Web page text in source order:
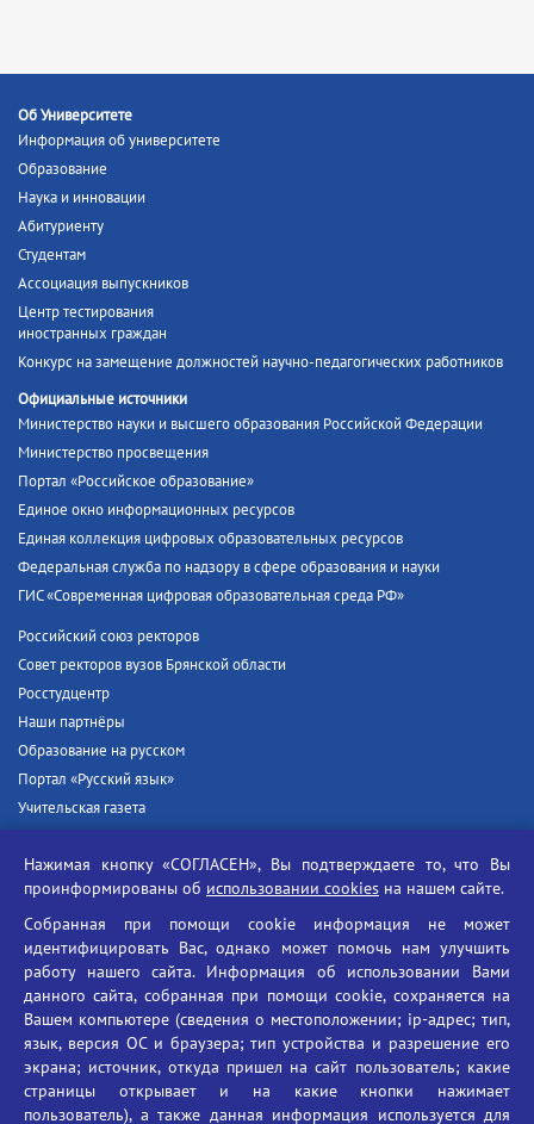
Об Университете
Информация об университете
Образование
Наука и инновации
Абитуриенту
Студентам
Ассоциация выпускников
Центр тестирования
иностранных граждан
Конкурс на замещение должностей научно-педагогических работников
Официальные источники
Министерство науки и высшего образования Российской Федерации
Министерство просвещения
Портал «Российское образование»
Единое окно информационных ресурсов
Единая коллекция цифровых образовательных ресурсов
Федеральная служба по надзору в сфере образования и науки
ГИС «Современная цифровая образовательная среда РФ»
Российский союз ректоров
Совет ректоров вузов Брянской области
Росстудцентр
Наши партнёры
Образование на русском
Портал «Русский язык»
Учительская газета
Единый портал государственных услуг
Противодействие угрозам информационной безопасности
Социальные ролики - Генеральная прокуратура РФ
Противодействие коррупции
БГУ против наркотиков
Брянский государственный университет
имени академика И.Г. Петровского
Нажимая кнопку «СОГЛАСЕН», Вы подтверждаете то, что Вы
проинформированы об использовании cookies на нашем сайте.
Собранная при помощи cookie информация не может
идентифицировать Вас, однако может помочь нам улучшить
работу нашего сайта. Информация об использовании Вами
данного сайта, собранная при помощи cookie, сохраняется на
Вашем компьютере (сведения о местоположении; ip-адрес; тип,
язык, версия ОС и браузера; тип устройства и разрешение его
экрана; источник, откуда пришел на сайт пользователь; какие
страницы открывает и на какие кнопки нажимает
пользователь), а также данная информация используется для